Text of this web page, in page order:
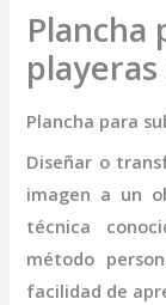
Plancha
Plancha para
Diseñar o
imagen a un
técnica
método
facilidad de